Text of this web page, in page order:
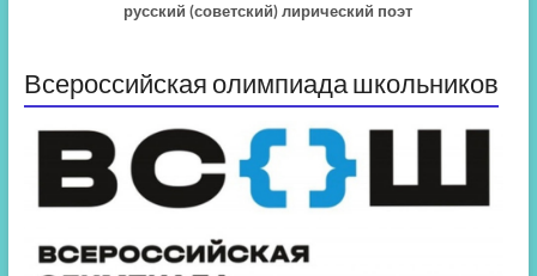
русский (советский) лирический поэт
Всероссийская олимпиада школьников